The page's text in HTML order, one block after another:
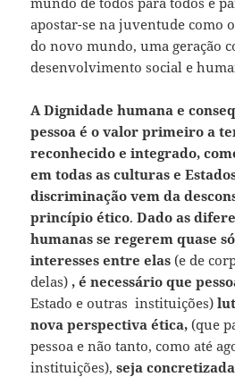
apostar-se na juventude como
do novo mundo, uma geração
desenvolvimento social e
A Dignidade humana e
pessoa é o valor primeiro a
reconhecido e integrado,
em todas as culturas e
discriminação vem da
princípio ético.Dado as
humanas se regerem quase
interesses entre elas(e de
delas) , é necessário que
Estado e outras instituições)
nova perspectiva ética,(que
pessoa e não tanto, como até
instituições), seja